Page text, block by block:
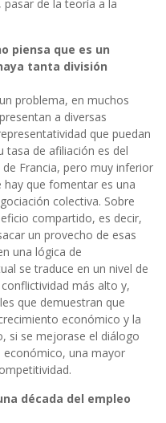
pasar de la teoría a la
piensa que es un
tanta división
problema, en muchos
a diversas
que puedan
tasa de afiliación es del
Francia, pero muy inferior
hay que fomentar es una
colectiva. Sobre
compartido, es decir,
un provecho de esas
una lógica de
se traduce en un nivel de
más alto y,
que demuestran que
económico y la
si se mejorase el diálogo
económico, una mayor
década del empleo